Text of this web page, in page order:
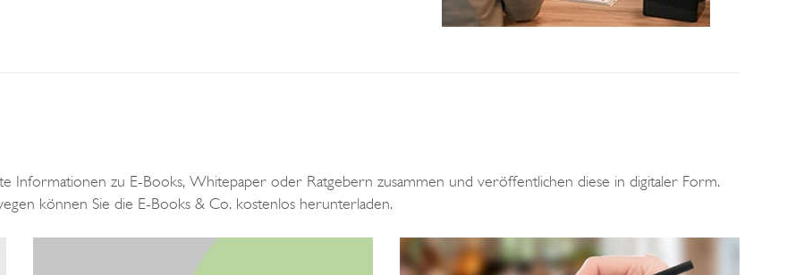
Informationen zu E-Books, Whitepaper oder Ratgebern zusammen und veröffentlichen diese in digitaler Form.
können Sie die E-Books & Co. kostenlos herunterladen.